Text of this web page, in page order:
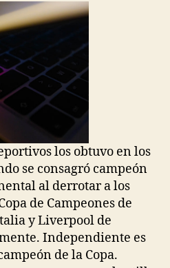
los obtuvo en los
se consagró campeón
al derrotar a los
de Campeones de
y Liverpool de
Independiente es
de la Copa.